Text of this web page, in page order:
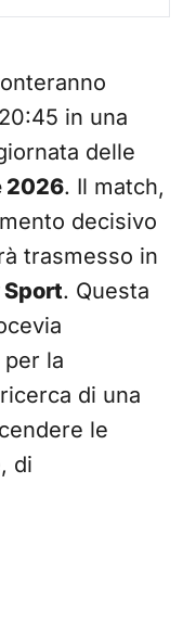
in una
delle
2026. Il match,
decisivo
trasmesso in
Sport. Questa
la
di una
le
di